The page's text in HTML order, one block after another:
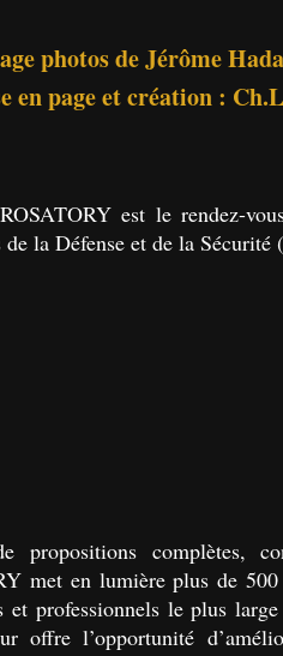
photos de Jérôme
en page et création :
est le rendez-
la Défense et de la
complètes,
met en lumière plus de 500
professionnels le plus
offre l’opportunité